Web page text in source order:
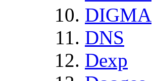
DIGMA
DNS
Dexp